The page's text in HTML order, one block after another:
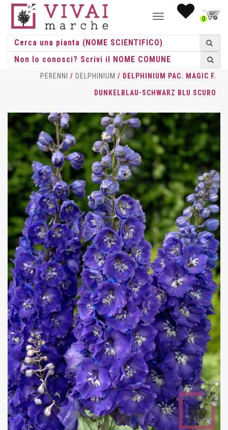
NAVIGAZIONE0
HOME/ ERBACEE ERBACEE
PERENNI / DELPHINIUM / DELPHINIUM PAC. MAGIC F.
DUNKELBLAU-SCHWARZ BLU SCURO